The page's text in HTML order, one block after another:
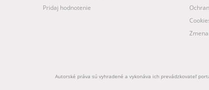
Pridaj hodnotenie
Autorské práva sú vyhradené a vykonáva ich prevádzkovateľ